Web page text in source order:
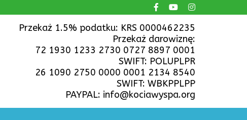
Przekaż 1.5% podatku: KRS 0000462235
Przekaż darowiznę:
72 1930 1233 2730 0727 8897 0001
SWIFT: POLUPLPR
26 1090 2750 0000 0001 2134 8540
SWIFT: WBKPPLPP
PAYPAL: info@kociawyspa.org